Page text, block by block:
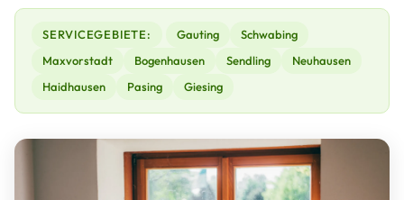
SERVICEGEBIETE: Gauting
Schwabing
Maxvorstadt
Bogenhausen Sendling
Neuhausen
Haidhausen
Pasing Giesing